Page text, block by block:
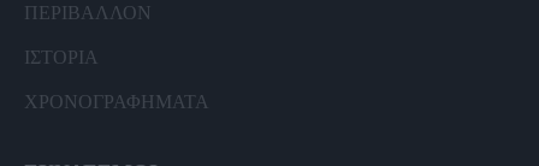
ΠΕΡΙΒΑΛΛΟΝ
ΙΣΤΟΡΙΑ
ΧΡΟΝΟΓΡΑΦΗΜΑΤΑ